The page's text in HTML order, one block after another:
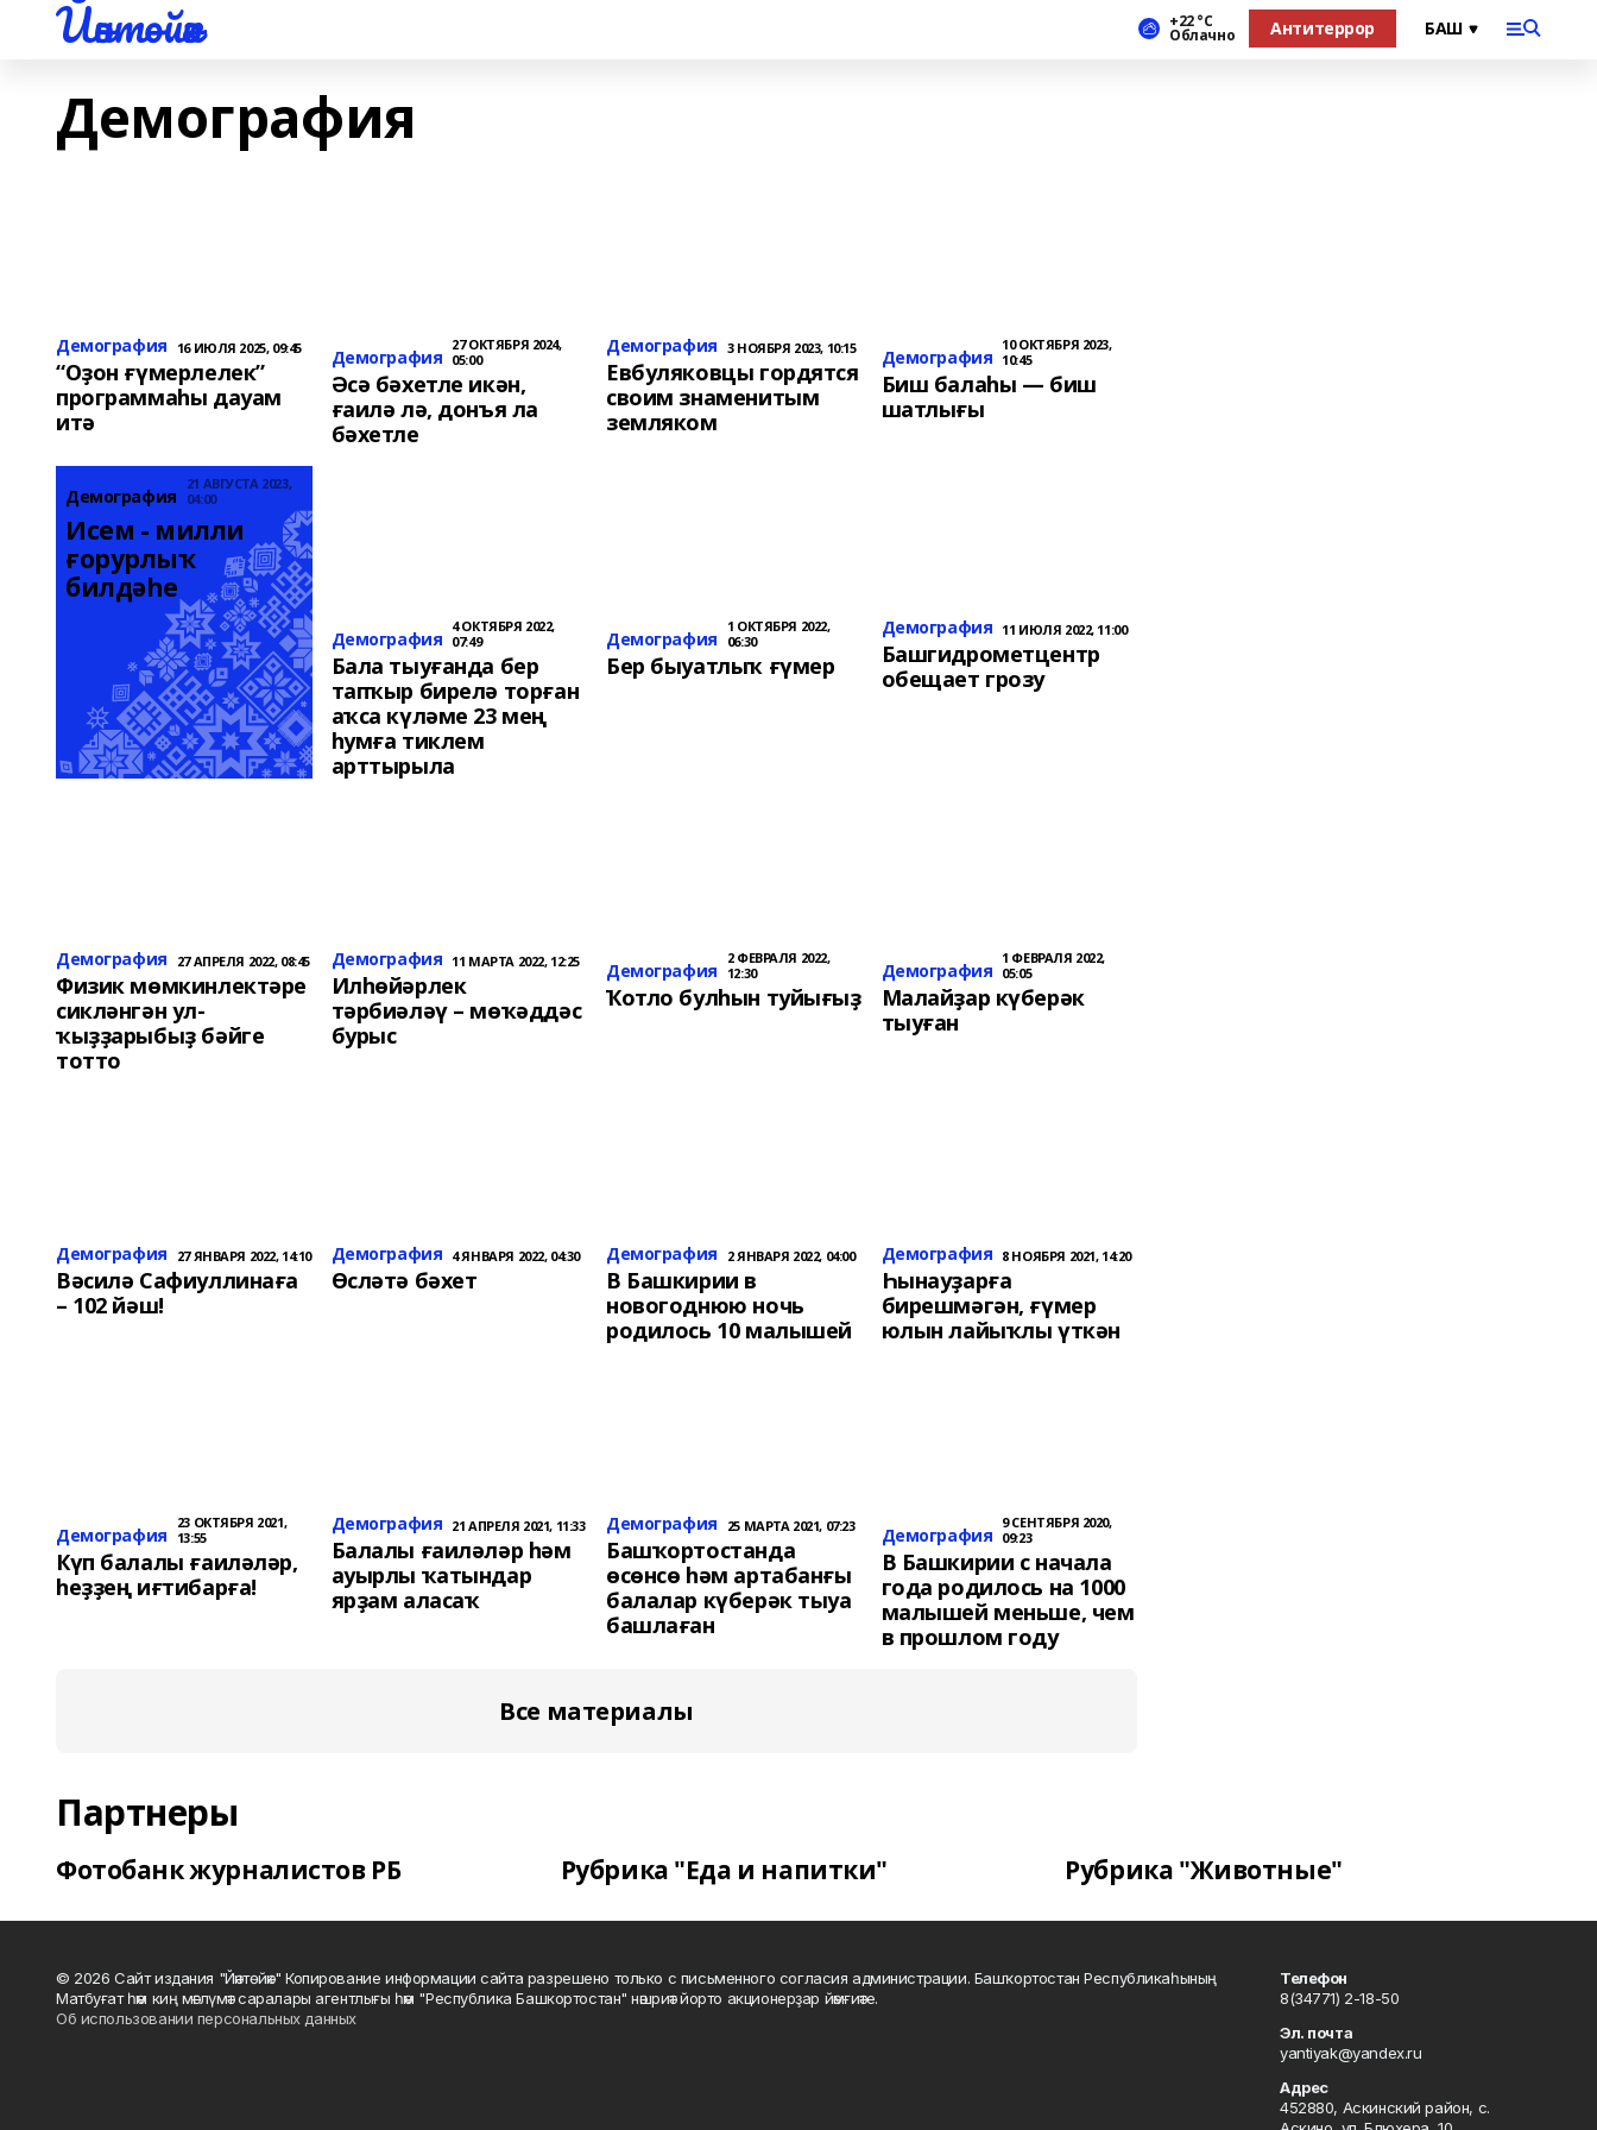
Йәнтөйәк +22 °С
Облачно Антитеррор
Демография
Демография 16 ИЮЛЯ 2025, 09:45
“Оҙон ғүмерлелек”
программаһы дауам
итә
Демография
27 ОКТЯБРЯ 2024,
05:00
Әсә бәхетле икән,
ғаилә лә, донъя ла
бәхетле
Демография 3 НОЯБРЯ 2023, 10:15
Евбуляковцы гордятся
своим знаменитым
земляком
Демография
10 ОКТЯБРЯ 2023,
10:45
Биш балаһы — биш
шатлығы
Демография
21 АВГУСТА 2023,
04:00
Исем - милли
ғорурлыҡ
билдәһе
Демография
4 ОКТЯБРЯ 2022,
07:49
Бала тыуғанда бер
тапҡыр бирелә торған
аҡса күләме 23 мең
һумға тиклем
арттырыла
Демография
1 ОКТЯБРЯ 2022,
06:30
Бер быуатлыҡ ғүмер
Демография 11 ИЮЛЯ 2022, 11:00
Башгидрометцентр
обещает грозу
Демография 27 АПРЕЛЯ 2022, 08:45
Физик мөмкинлектәре
сикләнгән ул-
ҡыҙҙарыбыҙ бәйге
тотто
Демография 11 МАРТА 2022, 12:25
Илһөйәрлек
тәрбиәләү – мөҡәддәс
бурыс
Демография
2 ФЕВРАЛЯ 2022,
12:30
Ҡотло булһын туйығыҙ
Демография
1 ФЕВРАЛЯ 2022,
05:05
Малайҙар күберәк
тыуған
Демография 27 ЯНВАРЯ 2022, 14:10
Вәсилә Сафиуллинаға
– 102 йәш!
Демография 4 ЯНВАРЯ 2022, 04:30
Өсләтә бәхет
Демография 2 ЯНВАРЯ 2022, 04:00
В Башкирии в
новогоднюю ночь
родилось 10 малышей
Демография 8 НОЯБРЯ 2021, 14:20
Һынауҙарға
бирешмәгән, ғүмер
юлын лайыҡлы үткән
Демография
23 ОКТЯБРЯ 2021,
13:55
Күп балалы ғаиләләр,
һеҙҙең иғтибарға!
Демография 21 АПРЕЛЯ 2021, 11:33
Балалы ғаиләләр һәм
ауырлы ҡатындар
ярҙам аласаҡ
Демография 25 МАРТА 2021, 07:23
Башҡортостанда
өсөнсө һәм артабанғы
балалар күберәк тыуа
башлаған
Демография
9 СЕНТЯБРЯ 2020,
09:23
В Башкирии с начала
года родилось на 1000
малышей меньше, чем
в прошлом году
Все материалы
Партнеры
Фотобанк журналистов РБ Рубрика "Еда и напитки" Рубрика "Животные"
© 2026 Сайт издания "Йәнтөйәк" Копирование информации сайта разрешено только с письменного согласия администрации. Башҡортостан Республикаһының
Матбуғат һәм киң мәғлүмәт саралары агентлығы һәм "Республика Башкортостан" нәшриәт йорто акционерҙар йәмғиәте.
Об использовании персональных данных
Телефон
8(34771) 2-18-50
Эл. почта
yantiyak@yandex.ru
Адрес
452880, Аскинский район, с.